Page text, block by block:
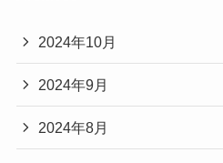
2024年10月
2024年9月
2024年8月